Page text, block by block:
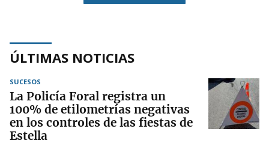
ÚLTIMAS NOTICIAS
SUCESOS
La Policía Foral registra un
100% de etilometrías negativas
en los controles de las fiestas de
Estella